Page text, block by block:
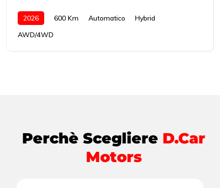
2026 600 Km Automatico
Hybrid
AWD/4WD
Perchè Scegliere D.Car
Motors